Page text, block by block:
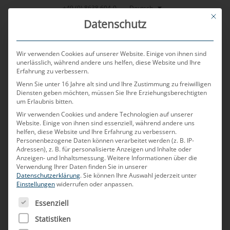
Zum
+49 (0) 8638 604-0 Deutsch
Unsere
Geschichte
This
Datenschutz
Wir verwenden Cookies auf unserer Website. Einige von ihnen sind
unerlässlich, während andere uns helfen, diese Website und Ihre
Erfahrung zu verbessern.
Wenn Sie unter 16 Jahre alt sind und Ihre Zustimmung zu freiwilligen
Diensten geben möchten, müssen Sie Ihre Erziehungsberechtigten
um Erlaubnis bitten.
Wir verwenden Cookies und andere Technologien auf unserer
Website. Einige von ihnen sind essenziell, während andere uns
helfen, diese Website und Ihre Erfahrung zu verbessern.
Personenbezogene Daten können verarbeitet werden (z. B. IP-
Adressen), z. B. für personalisierte Anzeigen und Inhalte oder
Anzeigen- und Inhaltsmessung.Weitere Informationen über die
Verwendung Ihrer Daten finden Sie in unserer
Datenschutzerklärung.Sie können Ihre Auswahl jederzeit unter
Einstellungenwiderrufen oder anpassen.
ES FOLGT EINE LISTE DER SERVICE-GRUPPEN, FÜR
Essenziell
Statistiken